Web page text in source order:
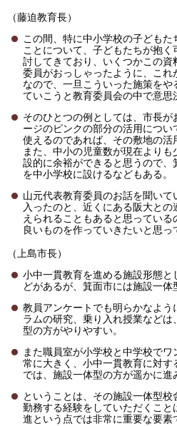
（藤迫教育長）
この間、特に中小学校の子ども
ことについて、子どもたちが抱
討してきており、いくつかこの
委員がおっしゃったように、こ
なので、一旦こういった施策を
ていこうと教育委員会の中で意思
そのひとつの例としては、市長
ージのピンクの部分の活用につ
使えるのであれば、その敷地の活
また、中小の児童数が現在より
設的に余裕ができると思うので
を中小学校に設けるなどもある。
山元代表教育委員のお話を聞い
入ったのと、近くにある阪大と
えられることもあると思ってい
良いものを作っていきたいと思っ
（上島市長）
小中一貫教育を進める施設形態
どがあるが、箕面市には施設一体
教員アンケートでも明らかなよう
ラムの研究、乗り入れ授業など
型の方がやりやすい。
また職員室が小学校と中学校で
常に大きく、小中一貫教育に対
では、施設一体型の方が遥かに進
ということは、その施設一体型
勤務する経験をしていただくこ
進という点では非常に重要な要素